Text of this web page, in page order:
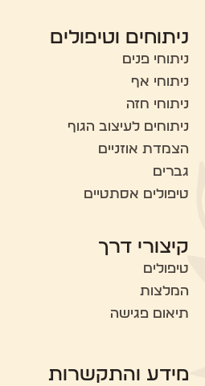
ניתוחים וטיפולים
ניתוחי פנים
ניתוחי אף
ניתוחי חזה
ניתוחים לעיצוב הגוף
הצמדת אוזניים
גברים
טיפולים אסתטיים
קיצורי דרך
טיפולים
המלצות
תיאום פגישה
מידע והתקשרות